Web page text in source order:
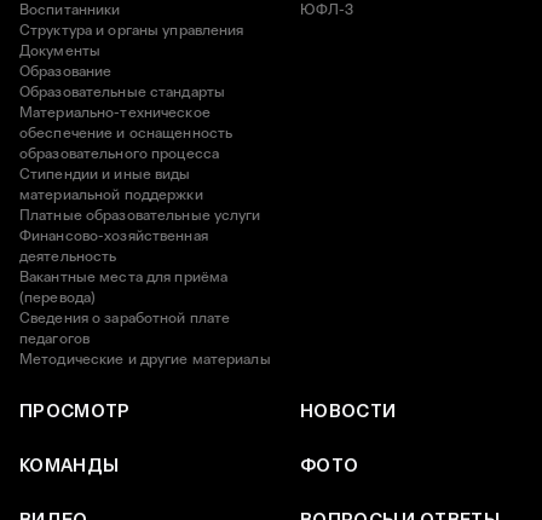
Воспитанники
Структура и органы управления
Документы
Образование
Образовательные стандарты
Материально-техническое
обеспечение и оснащенность
образовательного процесса
Стипендии и иные виды
материальной поддержки
Платные образовательные услуги
Финансово-хозяйственная
деятельность
Вакантные места для приёма
(перевода)
Сведения о заработной плате
педагогов
Методические и другие материалы
ЮФЛ-3
ПРОСМОТР НОВОСТИ
КОМАНДЫ ФОТО